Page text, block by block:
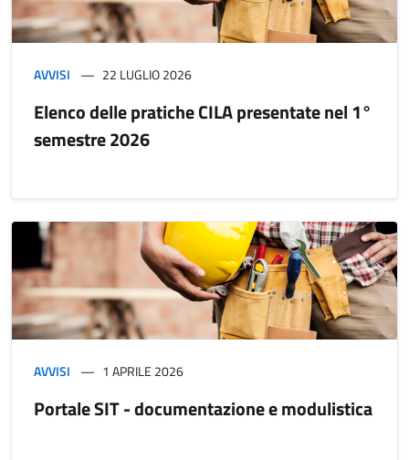
AVVISI 22 LUGLIO 2026
Elenco delle pratiche CILA presentate nel 1°
semestre 2026
AVVISI 1 APRILE 2026
Portale SIT - documentazione e modulistica